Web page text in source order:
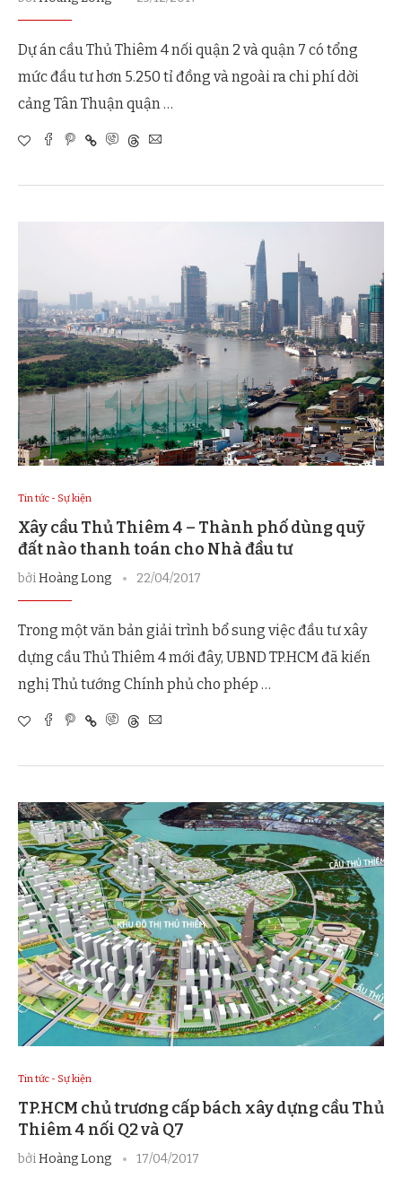
Dự án cầu Thủ Thiêm 4 nối quận 2 và quận 7 có tổng
mức đầu tư hơn 5.250 tỉ đồng và ngoài ra chi phí dời
cảng Tân Thuận quận …
Tin tức - Sự kiện
Xây cầu Thủ Thiêm 4 – Thành phố dùng quỹ
đất nào thanh toán cho Nhà đầu tư
bởiHoàng Long 22/04/2017
Trong một văn bản giải trình bổ sung việc đầu tư xây
dựng cầu Thủ Thiêm 4 mới đây, UBND TP.HCM đã kiến
nghị Thủ tướng Chính phủ cho phép …
Tin tức - Sự kiện
TP.HCM chủ trương cấp bách xây dựng cầu Thủ
Thiêm 4 nối Q2 và Q7
bởiHoàng Long 17/04/2017